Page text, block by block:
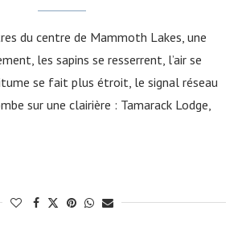
du centre de Mammoth Lakes, une
les sapins se resserrent, l’air se
se fait plus étroit, le signal réseau
sur une clairière : Tamarack Lodge,